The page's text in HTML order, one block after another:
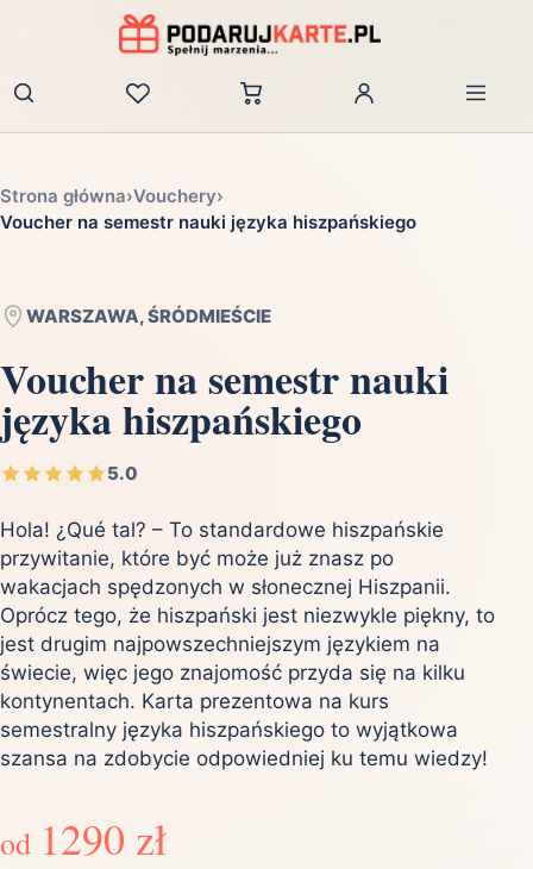
Zaloguj
Strona główna›Vouchery›
Voucher na semestr nauki języka hiszpańskiego
WARSZAWA, ŚRÓDMIEŚCIE
Voucher na semestr nauki
języka hiszpańskiego
5.0
Hola! ¿Qué tal? – To standardowe hiszpańskie
przywitanie, które być może już znasz po
wakacjach spędzonych w słonecznej Hiszpanii.
Oprócz tego, że hiszpański jest niezwykle piękny, to
jest drugim najpowszechniejszym językiem na
świecie, więc jego znajomość przyda się na kilku
kontynentach. Karta prezentowa na kurs
semestralny języka hiszpańskiego to wyjątkowa
szansa na zdobycie odpowiedniej ku temu wiedzy!
od 1290 zł